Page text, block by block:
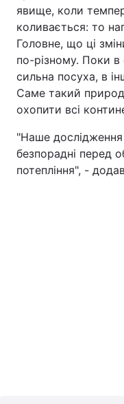
явище, коли
коливається: то
Головне, що ці
по-різному. Поки в
сильна посуха, в
Саме такий
охопити всі
"Наше
безпорадні перед
потепління", -